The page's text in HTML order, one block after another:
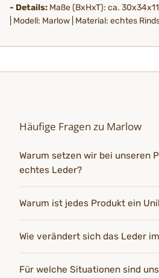
- Details: Maße (BxHxT): ca.
| Modell: Marlow | Material: echtes
Häufige Fragen zu Marlow
Warum setzen wir bei unseren
echtes Leder?
Warum ist jedes Produkt ein
Wie verändert sich das Leder
Für welche Situationen sind